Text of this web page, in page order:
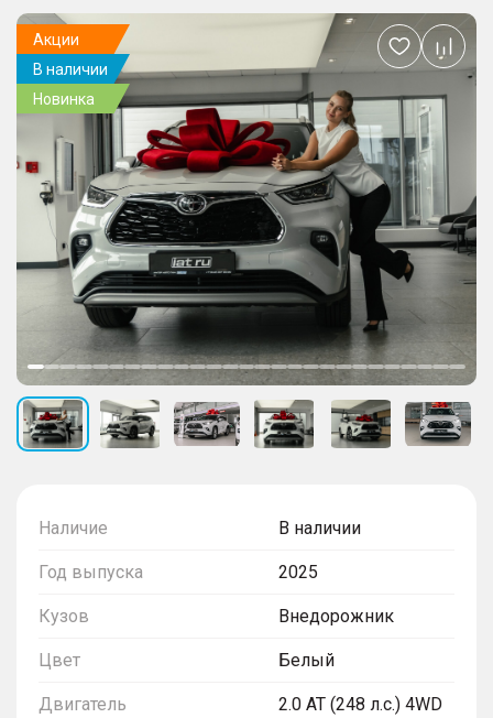
Наличие В наличии
Год выпуска 2025
Кузов Внедорожник
Цвет Белый
Двигатель 2.0 AT (248 л.с.) 4WD
Акции
В наличии
Новинка
Добавить
в
избранное